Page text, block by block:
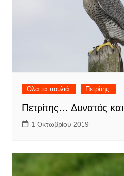
Όλα τα πουλιά. Πετρίτης.
Πετρίτης… Δυνατός
1 Οκτωβρίου 2019